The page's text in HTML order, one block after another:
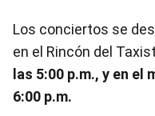
Los conciertos se
en el Rincón del
las 5:00 p.m., y en el
6:00 p.m.